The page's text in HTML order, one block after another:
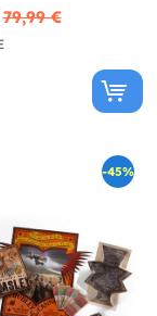
79,99 €
-45%